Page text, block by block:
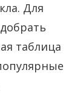
Для
таблица